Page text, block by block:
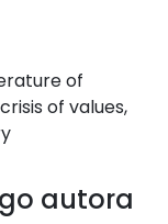
of
of values,
autora